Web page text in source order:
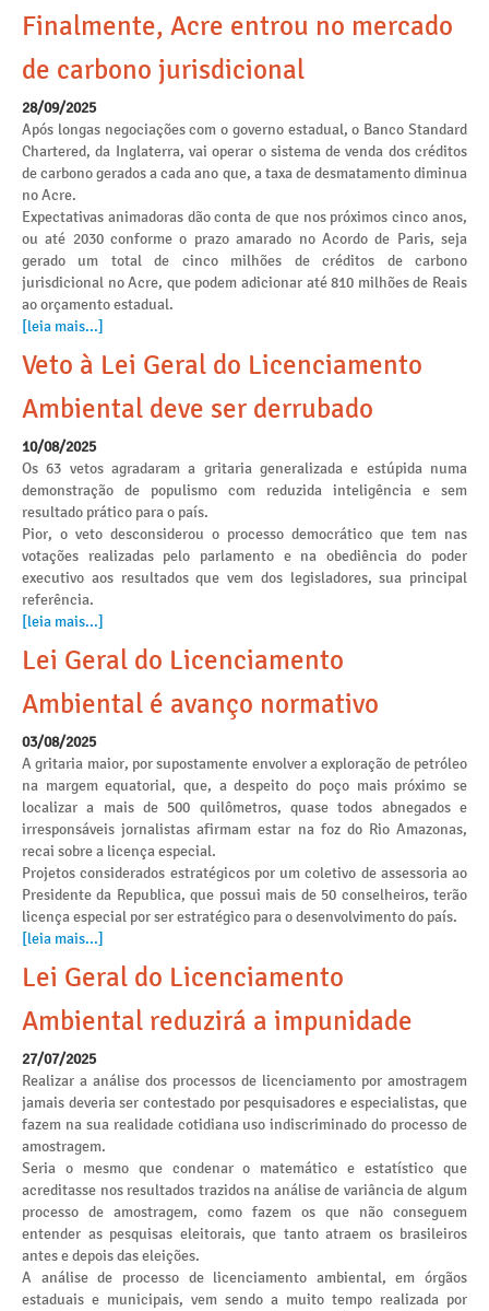
Finalmente, Acre entrou no mercado
de carbono jurisdicional
28/09/2025
Após longas negociações com o governo estadual, o Banco Standard
Chartered, da Inglaterra, vai operar o sistema de venda dos créditos
de carbono gerados a cada ano que, a taxa de desmatamento diminua
no Acre.
Expectativas animadoras dão conta de que nos próximos cinco anos,
ou até 2030 conforme o prazo amarado no Acordo de Paris, seja
gerado um total de cinco milhões de créditos de carbono
jurisdicional no Acre, que podem adicionar até 810 milhões de Reais
ao orçamento estadual.
[leia mais...]
Veto à Lei Geral do Licenciamento
Ambiental deve ser derrubado
10/08/2025
Os 63 vetos agradaram a gritaria generalizada e estúpida numa
demonstração de populismo com reduzida inteligência e sem
resultado prático para o país.
Pior, o veto desconsiderou o processo democrático que tem nas
votações realizadas pelo parlamento e na obediência do poder
executivo aos resultados que vem dos legisladores, sua principal
referência.
[leia mais...]
Lei Geral do Licenciamento
Ambiental é avanço normativo
03/08/2025
A gritaria maior, por supostamente envolver a exploração de petróleo
na margem equatorial, que, a despeito do poço mais próximo se
localizar a mais de 500 quilômetros, quase todos abnegados e
irresponsáveis jornalistas afirmam estar na foz do Rio Amazonas,
recai sobre a licença especial.
Projetos considerados estratégicos por um coletivo de assessoria ao
Presidente da Republica, que possui mais de 50 conselheiros, terão
licença especial por ser estratégico para o desenvolvimento do país.
[leia mais...]
Lei Geral do Licenciamento
Ambiental reduzirá a impunidade
27/07/2025
Realizar a análise dos processos de licenciamento por amostragem
jamais deveria ser contestado por pesquisadores e especialistas, que
fazem na sua realidade cotidiana uso indiscriminado do processo de
amostragem.
Seria o mesmo que condenar o matemático e estatístico que
acreditasse nos resultados trazidos na análise de variância de algum
processo de amostragem, como fazem os que não conseguem
entender as pesquisas eleitorais, que tanto atraem os brasileiros
antes e depois das eleições.
A análise de processo de licenciamento ambiental, em órgãos
estaduais e municipais, vem sendo a muito tempo realizada por